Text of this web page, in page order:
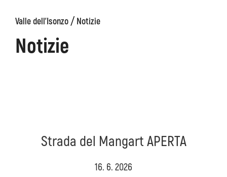
Valle dell'Isonzo/Notizie
Notizie
Kanin
Strada del Mangart APERTA
16. 6. 2026